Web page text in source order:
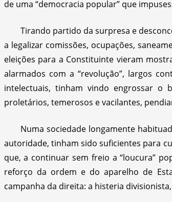
de uma “democracia popular” que
Tirando partido da surpresa e
a legalizar comissões, ocupações,
eleições para a Constituinte vieram
alarmados com a “revolução”, largos
intelectuais, tinham vindo engrossar o
proletários, temerosos e vacilantes,
Numa sociedade longamente
autoridade, tinham sido suficientes para
que, a continuar sem freio a “loucura”
reforço da ordem e do aparelho de
campanha da direita: a histeria